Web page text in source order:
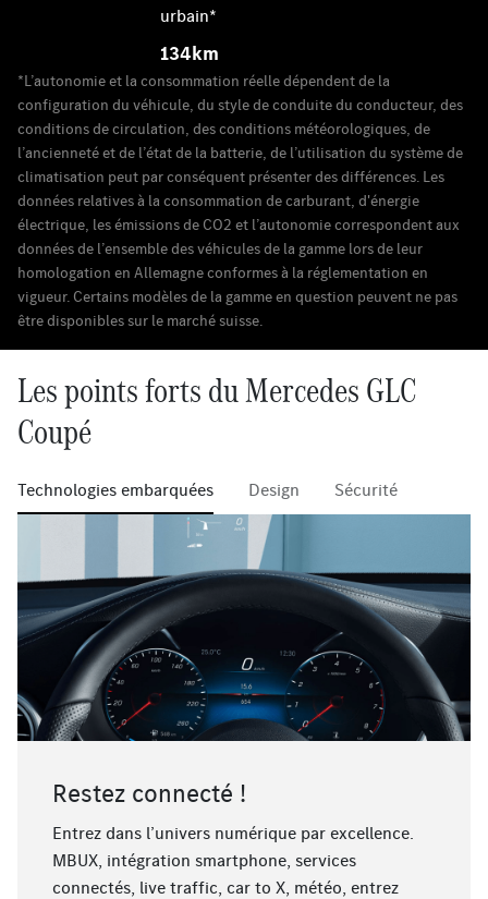
urbain*
134km
*L’autonomie et la consommation réelle dépendent de la
configuration du véhicule, du style de conduite du conducteur, des
conditions de circulation, des conditions météorologiques, de
l’ancienneté et de l’état de la batterie, de l’utilisation du système de
climatisation peut par conséquent présenter des différences. Les
données relatives à la consommation de carburant, d'énergie
électrique, les émissions de CO2 et l’autonomie correspondent aux
données de l’ensemble des véhicules de la gamme lors de leur
homologation en Allemagne conformes à la réglementation en
vigueur. Certains modèles de la gamme en question peuvent ne pas
être disponibles sur le marché suisse.
Les points forts du Mercedes GLC
Coupé
Technologies embarquées Design Sécurité
Restez connecté !
Entrez dans l’univers numérique par excellence.
MBUX, intégration smartphone, services
connectés, live traffic, car to X, météo, entrez